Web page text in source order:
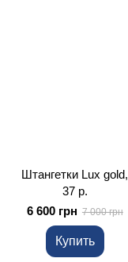
Штангетки Lux gold,
37 р.
6 600 грн 7 000 грн
Купить